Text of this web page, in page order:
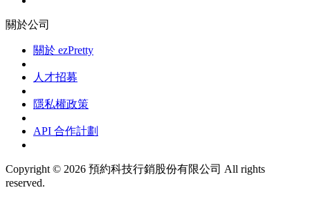
關於公司
關於 ezPretty
人才招募
隱私權政策
API 合作計劃
Copyright © 2026 預約科技行銷股份有限公司 All rights
reserved.